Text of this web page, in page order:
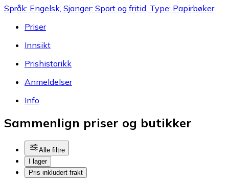
Språk: Engelsk, Sjanger: Sport og fritid, Type: Papirbøker
Priser
Innsikt
Prishistorikk
Anmeldelser
Info
Sammenlign priser og butikker
Alle filtre
I lager
Pris inkludert frakt